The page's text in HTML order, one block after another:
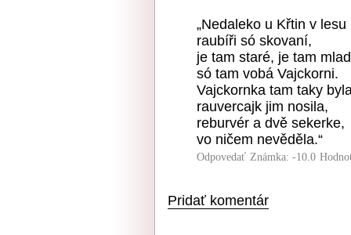
„Nedaleko u Křtin v lesu
raubíři só skovaní,
je tam staré, je tam
só tam vobá Vajckorni.
Vajckornka tam taky
rauvercajk jim nosila,
reburvér a dvě sekerke,
vo ničem nevěděla.“
Odpovedať Známka: -10.0
Pridať komentár